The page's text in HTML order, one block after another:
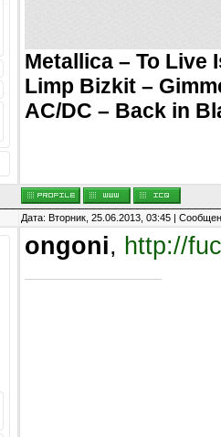
Metallica – To Live
Limp Bizkit –
AC/DC – Back in
Дата: Вторник, 25.06.2013, 03:45 |
ongoni, http://